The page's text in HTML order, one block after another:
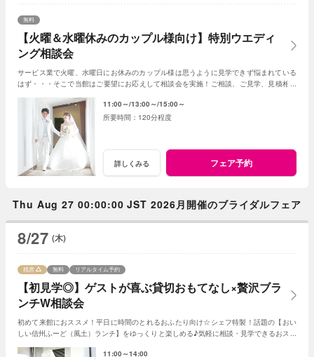
【火曜＆水曜休みのカップル様向け】特別ウエディ
ング相談会
無料
サービス業で火曜、水曜日にお休みのカップル様は思うように見学できず悩まれている
はず・・・そこで当館はご要望にお応えして相談会を実施！ご相談、ご見学、見積相談
11:00～ 13:00～ 15:00～
120分程度
詳しくみる フェア予約
Thu Aug 27 00:00:00 JST 2026月開催のブライダルフェア
8/27 (木)
【初見学◎】ゲストが喜ぶ貸切おもてなし×贅沢ブラ
ンチW相談会
残席 無料 リアルタイム予約
初めて来館におススメ！平日に時間のとれるおふたり向け☆シェフ特製！話題の【おい
しい信州ふーど（風土）ランチ】をゆっくりと楽しめる♪気軽に相談・見学できるおスス
11:00～14:00